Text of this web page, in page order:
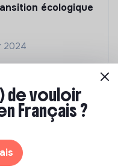
écologique
2024
de vouloir
Français ?